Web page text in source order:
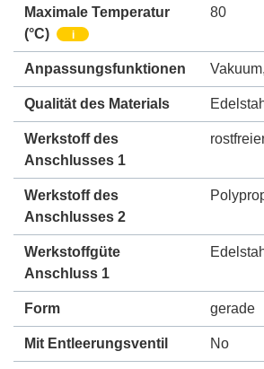
Maximale Temperatur
(°C)
i
80
Anpassungsfunktionen Vakuum,
Qualität des Materials
Werkstoff des
Anschlusses 1
Werkstoff des
Anschlusses 2
Werkstoffgüte
Anschluss 1
Form gerade
Mit Entleerungsventil No